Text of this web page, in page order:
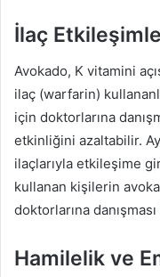
İlaç
Avokado, K vitamini
ilaç (warfarin)
için doktorlarına
etkinliğini azaltabilir.
ilaçlarıyla etkileşime
kullanan kişilerin
doktorlarına
Hamilelik ve